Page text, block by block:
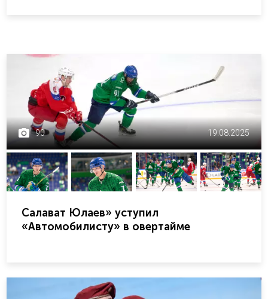
90 19.08.2025
Салават Юлаев» уступил
«Автомобилисту» в овертайме